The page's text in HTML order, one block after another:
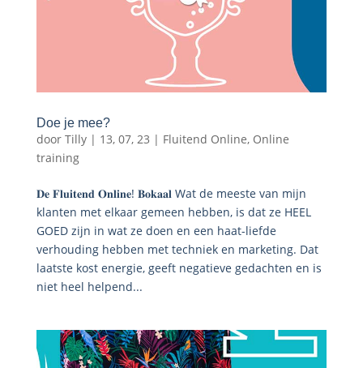
Doe je mee?
door Tilly| 13, 07, 23 | Fluitend Online, Online
training
𝐃𝐞 𝐅𝐥𝐮𝐢𝐭𝐞𝐧𝐝 𝐎𝐧𝐥𝐢𝐧𝐞! 𝐁𝐨𝐤𝐚𝐚𝐥 Wat de meeste van mijn
klanten met elkaar gemeen hebben, is dat ze HEEL
GOED zijn in wat ze doen en een haat-liefde
verhouding hebben met techniek en marketing. Dat
laatste kost energie, geeft negatieve gedachten en is
niet heel helpend...